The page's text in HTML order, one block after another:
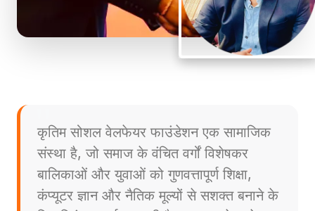
कृतिम सोशल वेलफेयर फाउंडेशन एक सामाजिक
संस्था है, जो समाज के वंचित वर्गों विशेषकर
बालिकाओं और युवाओं को गुणवत्तापूर्ण शिक्षा,
कंप्यूटर ज्ञान और नैतिक मूल्यों से सशक्त बनाने के